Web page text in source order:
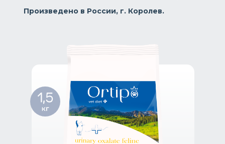
Произведено в России, г. Королев.